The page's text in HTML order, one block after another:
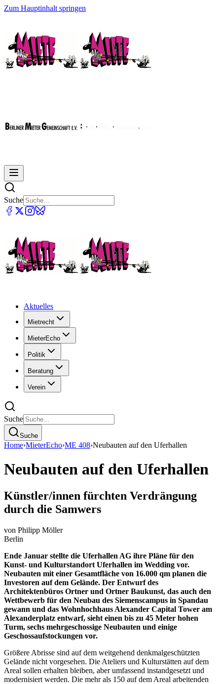
Zum Hauptinhalt springen
Suche
Aktuelles
Mietrecht
MieterEcho
Politik
Beratung
Verein
Suche
Suche
Home›MieterEcho›ME 408›Neubauten auf den Uferhallen
Neubauten auf den Uferhallen
Künstler/innen fürchten Verdrängung
durch die Samwers
von Philipp Möller
Berlin
Ende Januar stellte die Uferhallen AG ihre Pläne für den
Kunst- und Kulturstandort Uferhallen im Wedding vor.
Neubauten mit einer Gesamtfläche von 16.000 qm planen die
Investoren auf dem Gelände. Der Entwurf des
Architektenbüros Ortner und Ortner Baukunst, das auch den
Wettbewerb für den Neubau des Siemenscampus in Spandau
gewann und das Wohnhochhaus Alexander Capital Tower am
Alexanderplatz entwarf, sieht einen bis zu 45 Meter hohen
Turm, sechs mehrgeschossige Neubauten und einige
Geschossaufstockungen vor.
Größere Abrisse sind auf dem weitgehend denkmalgeschützten
Gelände nicht vorgesehen. Die Ateliers und Kulturstätten auf dem
Areal sollen erhalten bleiben, aber umfassend instandgesetzt und
modernisiert werden. Die mehr als 150 auf dem Areal arbeitenden